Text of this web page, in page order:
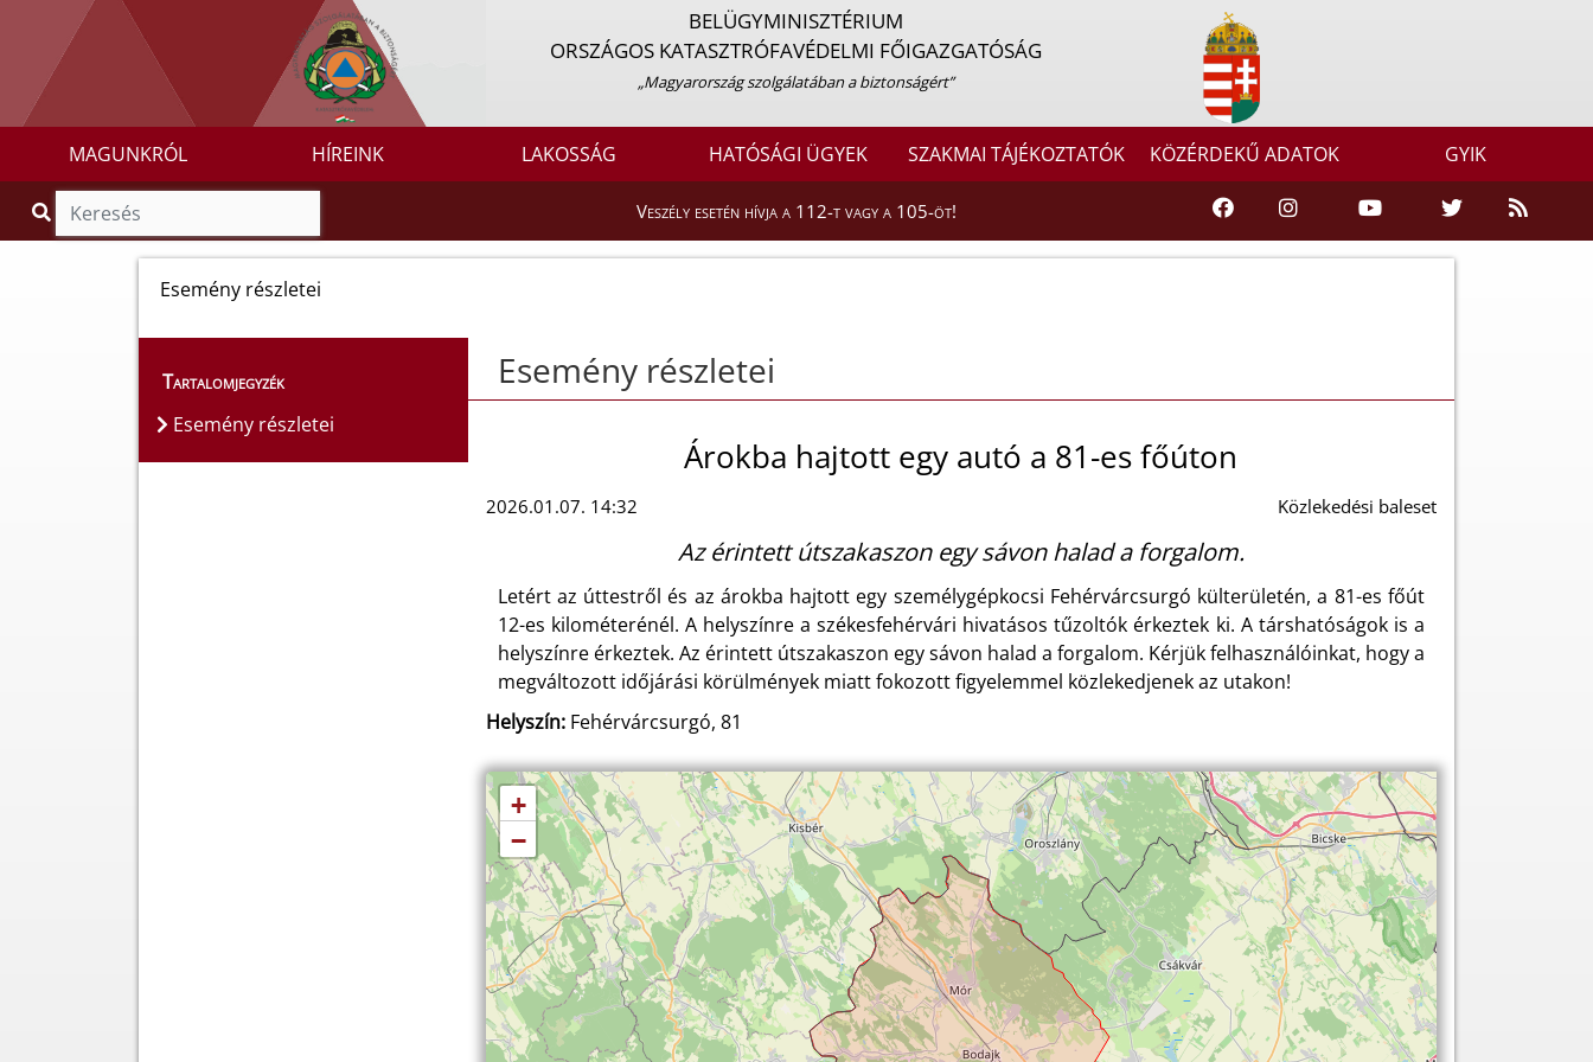
BELÜGYMINISZTÉRIUM
ORSZÁGOS KATASZTRÓFAVÉDELMI FŐIGAZGATÓSÁG
„Magyarország szolgálatában a biztonságért”
MAGUNKRÓL HÍREINK LAKOSSÁG HATÓSÁGI ÜGYEK SZAKMAI TÁJÉKOZTATÓK KÖZÉRDEKŰ ADATOK GYIK
Veszély esetén hívja a 112-t vagy a 105-öt!
Esemény részletei
Tartalomjegyzék
Esemény részletei
Esemény részletei
Árokba hajtott egy autó a 81-es főúton
2026.01.07. 14:32 Közlekedési baleset
Az érintett útszakaszon egy sávon halad a forgalom.
Letért az úttestről és az árokba hajtott egy személygépkocsi Fehérvárcsurgó külterületén, a 81-es főút
12-es kilométerénél. A helyszínre a székesfehérvári hivatásos tűzoltók érkeztek ki. A társhatóságok is a
helyszínre érkeztek. Az érintett útszakaszon egy sávon halad a forgalom. Kérjük felhasználóinkat, hogy a
megváltozott időjárási körülmények miatt fokozott figyelemmel közlekedjenek az utakon!
Helyszín:Fehérvárcsurgó, 81
+
−